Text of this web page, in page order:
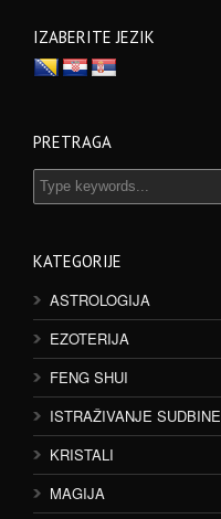
IZABERITE JEZIK
PRETRAGA
KATEGORIJE
ASTROLOGIJA
EZOTERIJA
FENG SHUI
ISTRAŽIVANJE SUDBINE
KRISTALI
MAGIJA